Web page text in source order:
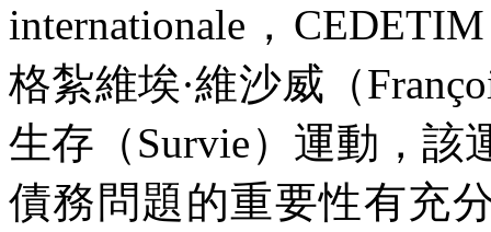
internationale ， CEDETIM
格紮維埃·維沙威（
生存（Survie）運動，該
債務問題的重要性有充